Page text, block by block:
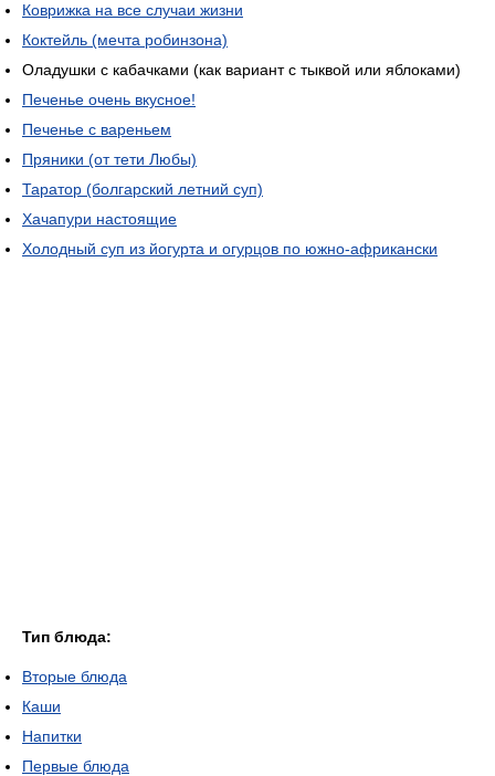
Коврижка на все случаи жизни
Коктейль (мечта робинзона)
Оладушки с кабачками (как вариант с тыквой или яблоками)
Печенье очень вкусное!
Печенье с вареньем
Пряники (от тети Любы)
Таратор (болгарский летний суп)
Хачапури настоящие
Холодный суп из йогурта и огурцов по южно-африкански
Тип блюда:
Вторые блюда
Каши
Напитки
Первые блюда